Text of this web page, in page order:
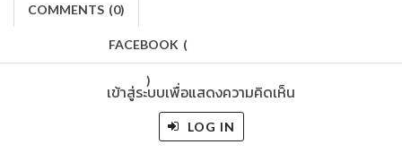
COMMENTS (0)
FACEBOOK (
)
เข้าสู่ระบบเพื่อแสดงความคิดเห็น
LOG IN